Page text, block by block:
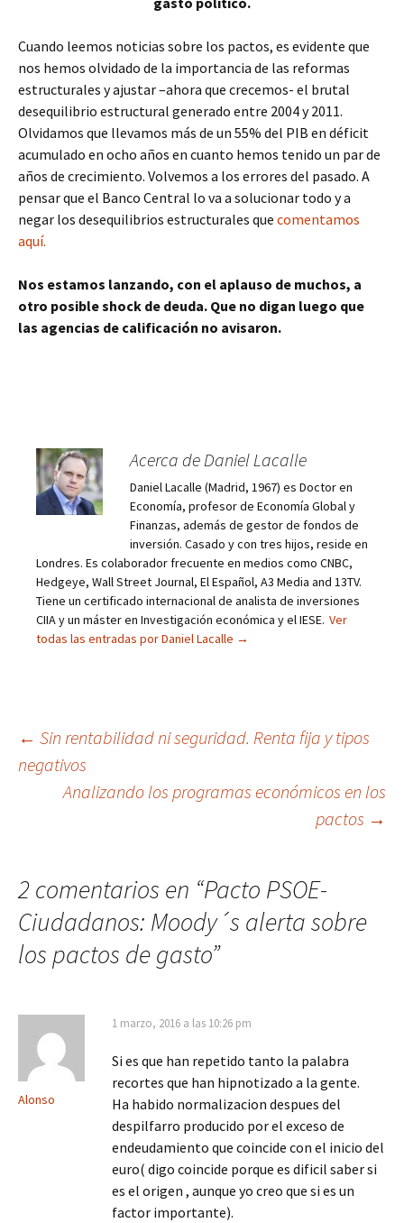
Cuando leemos noticias sobre los pactos, es evidente que
nos hemos olvidado de la importancia de las reformas
estructurales y ajustar –ahora que crecemos- el brutal
desequilibrio estructural generado entre 2004 y 2011.
Olvidamos que llevamos más de un 55% del PIB en déficit
acumulado en ocho años en cuanto hemos tenido un par de
años de crecimiento. Volvemos a los errores del pasado. A
pensar que el Banco Central lo va a solucionar todo y a
negar los desequilibrios estructurales que comentamos
aquí.
Nos estamos lanzando, con el aplauso de muchos, a
otro posible shock de deuda. Que no digan luego que
las agencias de calificación no avisaron.
Acerca de Daniel Lacalle
Daniel Lacalle (Madrid, 1967) es Doctor en
Economía, profesor de Economía Global y
Finanzas, además de gestor de fondos de
inversión. Casado y con tres hijos, reside en
Londres. Es colaborador frecuente en medios como CNBC,
Hedgeye, Wall Street Journal, El Español, A3 Media and 13TV.
Tiene un certificado internacional de analista de inversiones
CIIA y un máster en Investigación económica y el IESE. Ver
todas las entradas por Daniel Lacalle →
Navegación
de
← Sin rentabilidad ni seguridad. Renta fija y tipos
negativos
Analizando los programas económicos en los
pactos →
2 comentarios en “Pacto PSOE-
Ciudadanos: Moody´s alerta sobre
los pactos de gasto”
Alonso
1 marzo, 2016 a las 10:26 pm
Si es que han repetido tanto la palabra
recortes que han hipnotizado a la gente.
Ha habido normalizacion despues del
despilfarro producido por el exceso de
endeudamiento que coincide con el inicio del
euro( digo coincide porque es dificil saber si
es el origen , aunque yo creo que si es un
factor importante).